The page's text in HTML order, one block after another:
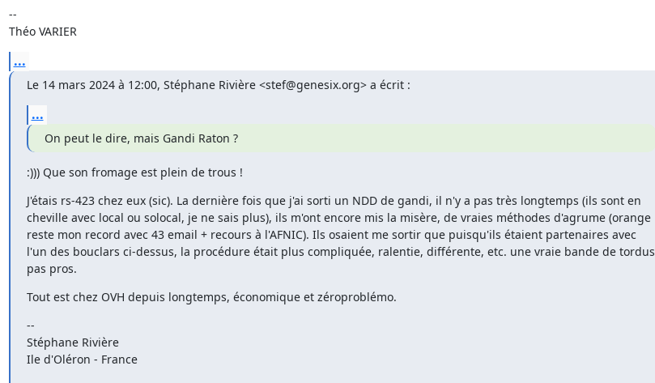
--
Théo VARIER
...
Le 14 mars 2024 à 12:00, Stéphane Rivière <stef@genesix.org> a écrit :
...
On peut le dire, mais Gandi Raton ?
:))) Que son fromage est plein de trous !
J'étais rs-423 chez eux (sic). La dernière fois que j'ai sorti un NDD de gandi, il n'y a pas très longtemps (ils sont en
cheville avec local ou solocal, je ne sais plus), ils m'ont encore mis la misère, de vraies méthodes d'agrume (orange
reste mon record avec 43 email + recours à l'AFNIC). Ils osaient me sortir que puisqu'ils étaient partenaires avec
l'un des bouclars ci-dessus, la procédure était plus compliquée, ralentie, différente, etc. une vraie bande de tordus
pas pros.
Tout est chez OVH depuis longtemps, économique et zéroproblémo.
--
Stéphane Rivière
Ile d'Oléron - France